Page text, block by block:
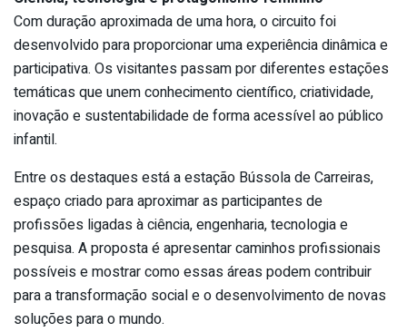
Com duração aproximada de uma hora, o circuito foi
desenvolvido para proporcionar uma experiência dinâmica e
participativa. Os visitantes passam por diferentes estações
temáticas que unem conhecimento científico, criatividade,
inovação e sustentabilidade de forma acessível ao público
infantil.
Entre os destaques está a estação Bússola de Carreiras,
espaço criado para aproximar as participantes de
profissões ligadas à ciência, engenharia, tecnologia e
pesquisa. A proposta é apresentar caminhos profissionais
possíveis e mostrar como essas áreas podem contribuir
para a transformação social e o desenvolvimento de novas
soluções para o mundo.